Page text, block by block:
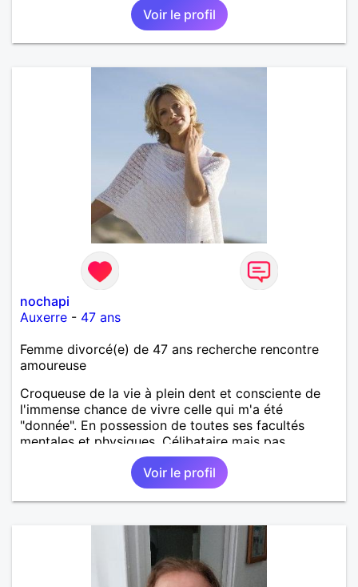
Voir le profil
nochapi
Auxerre - 47 ans
Femme divorcé(e) de 47 ans recherche rencontre
amoureuse
Croqueuse de la vie à plein dent et consciente de
l'immense chance de vivre celle qui m'a été
"donnée". En possession de toutes ses facultés
mentales et physiques. Célibataire mais pas
solitaire, je mène une vie bien remplie. Je ne suis
pas sur ce site par dépit, ni en tant que
représentatrice de la Femme Divorcée Mal dans sa
peau. A bientôt.
Voir le profil